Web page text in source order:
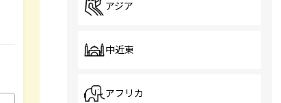
アジア
中近東
アフリカ